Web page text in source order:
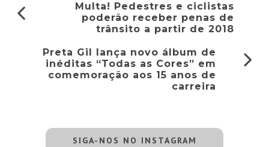
Multa! Pedestres e ciclistas
poderão receber penas de
trânsito a partir de 2018
Preta Gil lança novo álbum de
inéditas “Todas as Cores” em
comemoração aos 15 anos de
carreira
SIGA-NOS NO INSTAGRAM